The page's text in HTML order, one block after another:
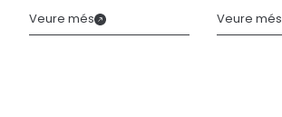
Veure més Veure més